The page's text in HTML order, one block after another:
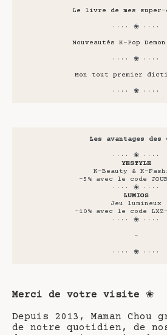
Le livre de mes super-
···· ❀ ····
Nouveautés K-Pop
···· ❀ ····
Mon tout premier
···· ❀ ····
Les avantages des
···· ❀ ····
YESTYLE
K-Beauty & K-
-5% avec le code
···· ❀ ····
LUMIOS
Jeu lumineux
-10% avec le code LXZ-
···· ❀ ····
-
···· ❀ ····
Merci de votre visite ❀
Depuis 2013, Maman
de notre quotidien, de